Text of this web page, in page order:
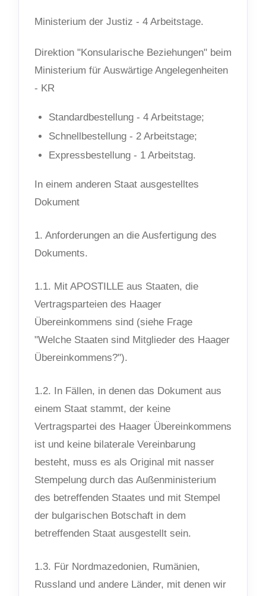
Ministerium der Justiz - 4 Arbeitstage.
Direktion "Konsularische Beziehungen" beim
Ministerium für Auswärtige Angelegenheiten
- KR
Standardbestellung - 4 Arbeitstage;
Schnellbestellung - 2 Arbeitstage;
Expressbestellung - 1 Arbeitstag.
In einem anderen Staat ausgestelltes
Dokument
1. Anforderungen an die Ausfertigung des
Dokuments.
1.1. Mit APOSTILLE aus Staaten, die
Vertragsparteien des Haager
Übereinkommens sind (siehe Frage
"Welche Staaten sind Mitglieder des Haager
Übereinkommens?").
1.2. In Fällen, in denen das Dokument aus
einem Staat stammt, der keine
Vertragspartei des Haager Übereinkommens
ist und keine bilaterale Vereinbarung
besteht, muss es als Original mit nasser
Stempelung durch das Außenministerium
des betreffenden Staates und mit Stempel
der bulgarischen Botschaft in dem
betreffenden Staat ausgestellt sein.
1.3. Für Nordmazedonien, Rumänien,
Russland und andere Länder, mit denen wir